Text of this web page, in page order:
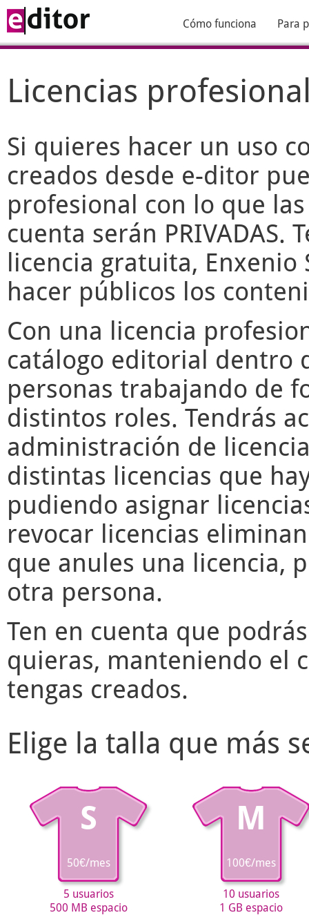
Cómo funciona Para
Licencias
Si quieres hacer un uso
creados desde e-ditor
profesional con lo que
cuenta serán PRIVADAS.
licencia gratuita, Enxenio
hacer públicos los
Con una licencia
catálogo editorial dentro
personas trabajando de
distintos roles. Tendrás
administración de
distintas licencias que
pudiendo asignar
revocar licencias
que anules una licencia,
otra persona.
Ten en cuenta que
quieras, manteniendo el
tengas creados.
Elige la talla que más
S
50€/mes
5 usuarios
500 MB espacio
M
100€/mes
10 usuarios
1 GB espacio